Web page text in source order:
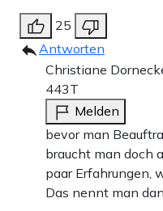
25
Antworten
Christiane
443T
Melden
bevor man
braucht man doch
paar Erfahrungen,
Das nennt man